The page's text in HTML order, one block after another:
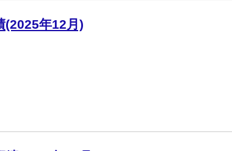
(2025年12月)